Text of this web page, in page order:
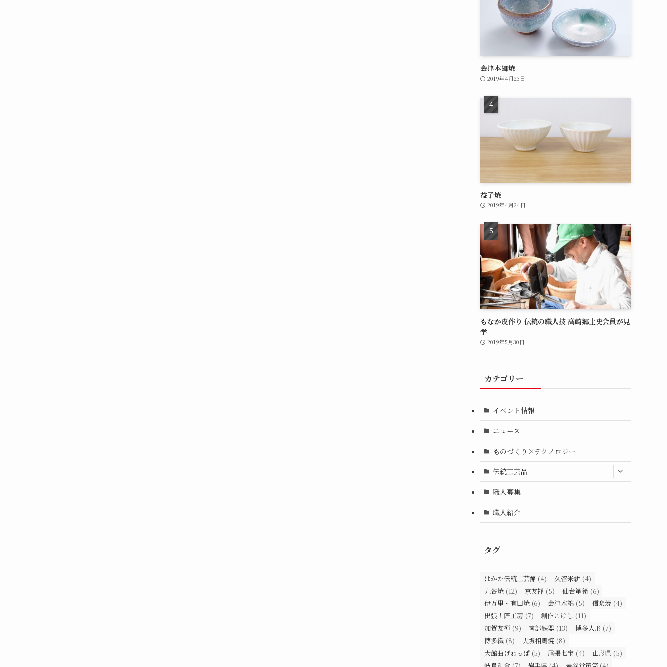
会津本郷焼
2019年4月23日
益子焼
2019年4月24日
もなか皮作り 伝統の職人技 高崎郷土史会員が見
学
2019年5月30日
カテゴリー
イベント情報
ニュース
ものづくり×テクノロジー
伝統工芸品
職人募集
職人紹介
タグ
はかた伝統工芸館 (4) 久留米絣 (4)
九谷焼 (12) 京友禅 (5) 仙台箪笥 (6)
伊万里・有田焼 (6) 会津木綿 (5) 信楽焼 (4)
出張！匠工房 (7) 創作こけし (11)
加賀友禅 (9) 南部鉄器 (13) 博多人形 (7)
博多織 (8) 大堀相馬焼 (8)
大館曲げわっぱ (5) 尾張七宝 (4) 山形県 (5)